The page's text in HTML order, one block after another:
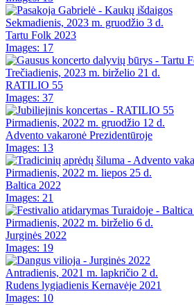
Sekmadienis, 2023 m. gruodžio 3 d.
Tartu Folk 2023
Images: 17
Trečiadienis, 2023 m. birželio 21 d.
RATILIO 55
Images: 37
Pirmadienis, 2022 m. gruodžio 12 d.
Advento vakaronė Prezidentūroje
Images: 13
Pirmadienis, 2022 m. liepos 25 d.
Baltica 2022
Images: 21
Pirmadienis, 2022 m. birželio 6 d.
Jurginės 2022
Images: 19
Antradienis, 2021 m. lapkričio 2 d.
Rudens lygiadienis Kernavėje 2021
Images: 10